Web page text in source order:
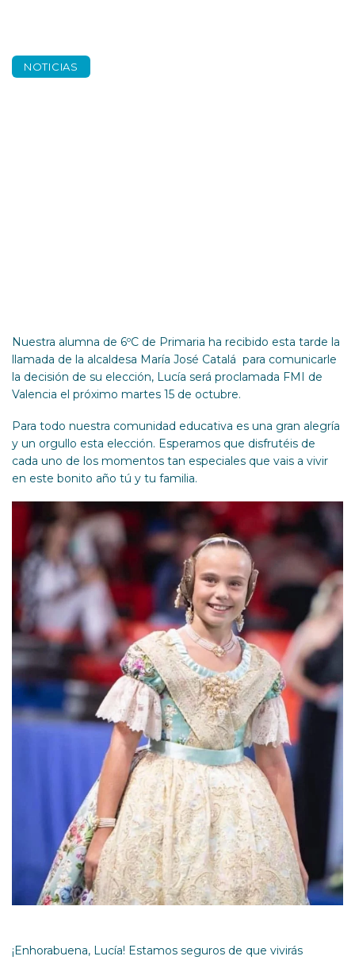
NOTICIAS
Nuestra alumna de 6ºC de Primaria ha recibido esta tarde la
llamada de la alcaldesa María José Catalá para comunicarle
la decisión de su elección, Lucía será proclamada FMI de
Valencia el próximo martes 15 de octubre.
Para todo nuestra comunidad educativa es una gran alegría
y un orgullo esta elección. Esperamos que disfrutéis de
cada uno de los momentos tan especiales que vais a vivir
en este bonito año tú y tu familia.
¡Enhorabuena, Lucía! Estamos seguros de que vivirás